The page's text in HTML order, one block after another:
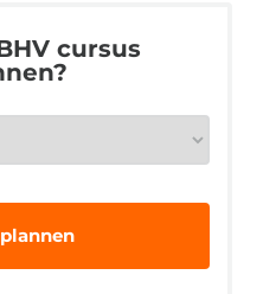
cursus